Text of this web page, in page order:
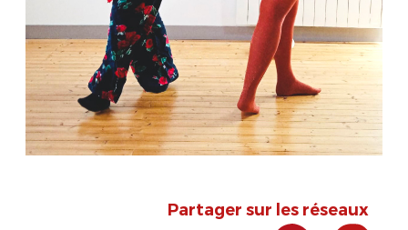
Partager sur les réseaux